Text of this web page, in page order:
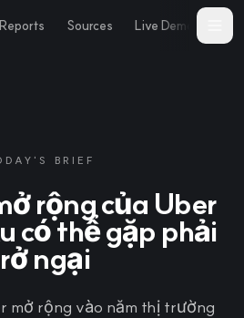
Sources Live Demo
BRIEF
rộng của Uber
có thể gặp phải
ngại
mở rộng vào năm thị trường